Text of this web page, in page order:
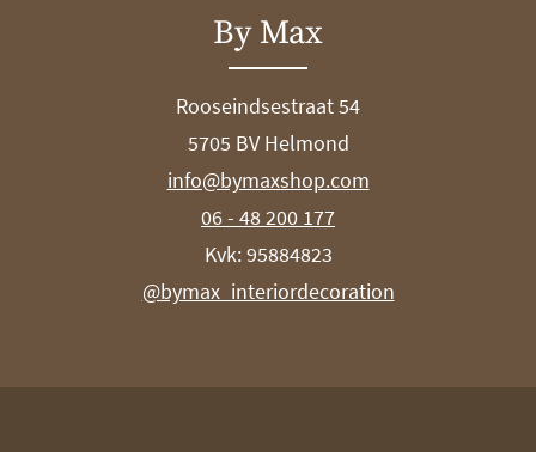
By Max
Rooseindsestraat 54
5705 BV Helmond
info@bymaxshop.com
06 - 48 200 177
Kvk: 95884823
@bymax_interiordecoration